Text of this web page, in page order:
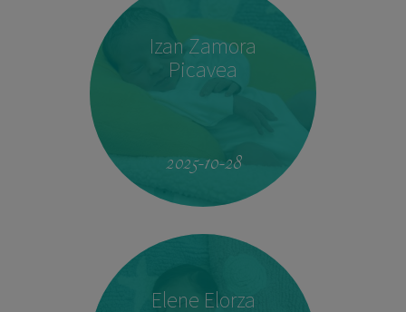
Izan Zamora
Picavea
2025-10-28
Elene Elorza